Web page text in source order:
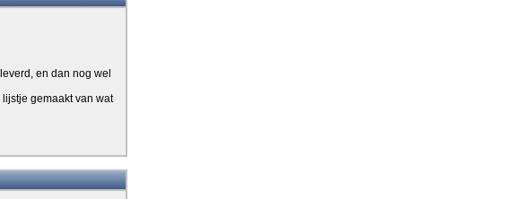
en dan nog wel
gemaakt van wat